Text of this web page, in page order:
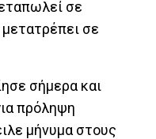
σε
σε
σήμερα και
πρόληψη
μήνυμα στους